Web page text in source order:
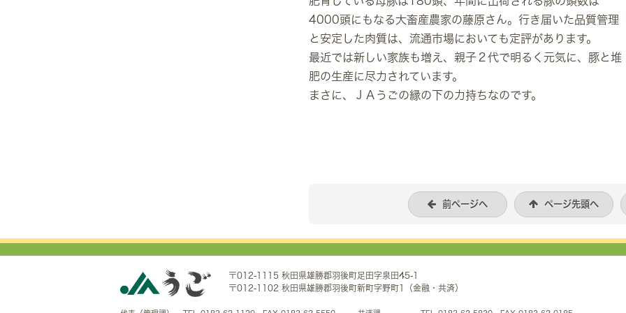
4000頭にもなる大畜産農家の藤原さん。行き届いた品質管理
と安定した肉質は、流通市場においても定評があります。
最近では新しい家族も増え、親子２代で明るく元気に、豚と堆
肥の生産に尽力されています。
まさに、ＪＡうごの縁の下の力持ちなのです。
前ページへ ページ先頭へ
〒012-1115 秋田県雄勝郡羽後町足田字泉田45-1
〒012-1102 秋田県雄勝郡羽後町新町字野町1（金融・共済）